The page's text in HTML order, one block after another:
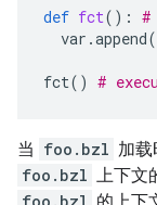
def fct(): #
var .append(
fct() #
当 foo.bzl 加
foo.bzl 上下文